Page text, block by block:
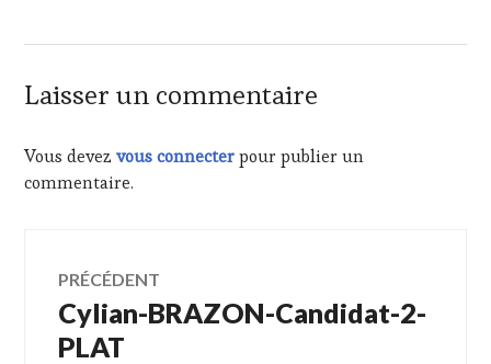
Laisser un commentaire
Vous devezvous connecterpour publier un
commentaire.
Navigation
de
PRÉCÉDENT
Article
précédent :
Cylian-BRAZON-Candidat-2-
PLAT